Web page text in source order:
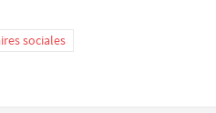
sociales